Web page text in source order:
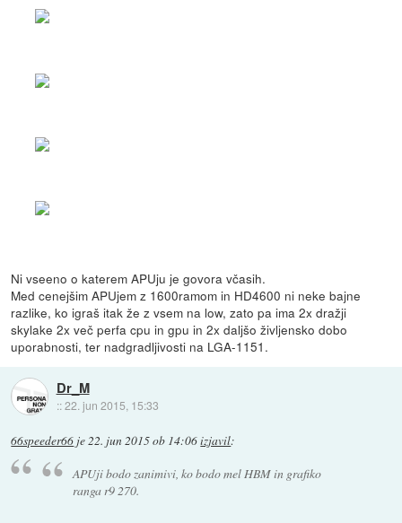
Ni vseeno o katerem APUju je govora včasih.
Med cenejšim APUjem z 1600ramom in HD4600 ni neke bajne
razlike, ko igraš itak že z vsem na low, zato pa ima 2x dražji
skylake 2x več perfa cpu in gpu in 2x daljšo življensko dobo
uporabnosti, ter nadgradljivosti na LGA-1151.
Dr_M
::22. jun 2015, 15:33
66speeder66 je22. jun 2015 ob 14:06izjavil:
APUji bodo zanimivi, ko bodo mel HBM in grafiko
ranga r9 270.